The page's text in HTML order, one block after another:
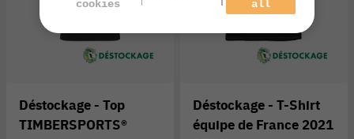
Déstockage - Top
TIMBERSPORTS®
Déstockage - T-Shirt
équipe de France 2021
cookies
all